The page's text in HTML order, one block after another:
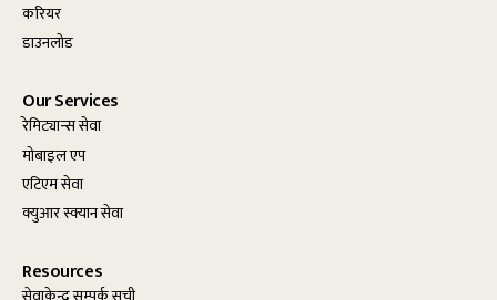
करियर
डाउनलोड
Our Services
रेमिट्यान्स सेवा
मोबाइल एप
एटिएम सेवा
क्युआर स्क्यान सेवा
Resources